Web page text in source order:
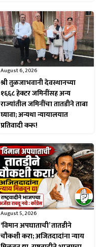
August 6, 2026
श्री तुळजाभवानी देवस्थानच्या
१६६८ हेक्टर जमिनींसह अन्य
राज्यांतील जमिनींचा तातडीने ताबा
घ्यावा; अन्यथा न्यायालयात
प्रतिवादी करू!
August 5, 2026
‘विमान अपघाताची’ तातडीने
चौकशी करा; अजितदादांना न्याय